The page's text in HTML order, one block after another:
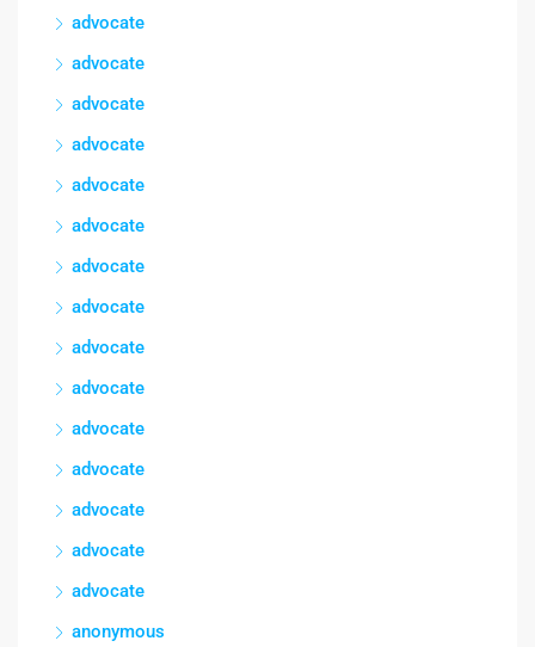
advocate
advocate
advocate
advocate
advocate
advocate
advocate
advocate
advocate
advocate
advocate
advocate
advocate
advocate
advocate
anonymous